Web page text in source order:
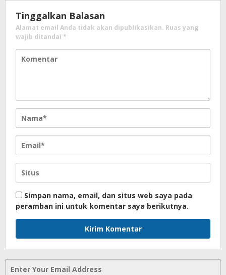
Tinggalkan Balasan
Alamat email Anda tidak akan dipublikasikan. Ruas yang
wajib ditandai *
Simpan nama, email, dan situs web saya pada
peramban ini untuk komentar saya berikutnya.